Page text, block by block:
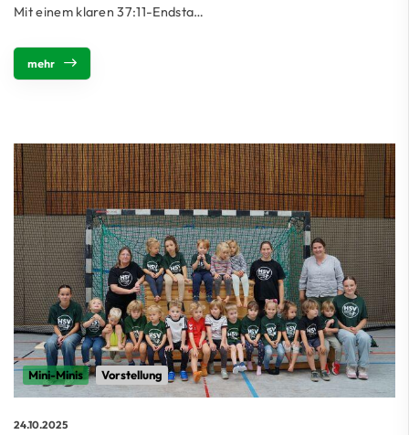
Mit einem klaren 37:11-Endsta…
mehr
Mini-Minis Vorstellung
24.10.2025